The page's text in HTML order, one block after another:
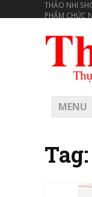
THẢO NHI
PHẨM CHỨC
MENU
Tag: